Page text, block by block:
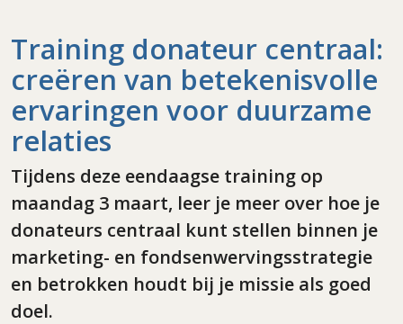
Training donateur centraal:
creëren van betekenisvolle
ervaringen voor duurzame
relaties
Tijdens deze eendaagse training op
maandag 3 maart, leer je meer over hoe je
donateurs centraal kunt stellen binnen je
marketing- en fondsenwervingsstrategie
en betrokken houdt bij je missie als goed
doel.